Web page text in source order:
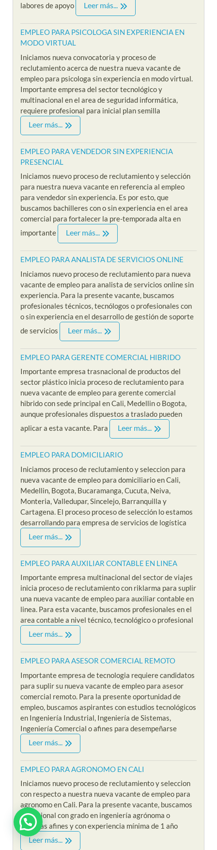
labores de apoyo
Leer más...
EMPLEO PARA PSICOLOGA SIN EXPERIENCIA EN
MODO VIRTUAL
Iniciamos nueva convocatoria y proceso de
reclutamiento acerca de nuestra nueva vacante de
empleo para psicologa sin experiencia en modo virtual.
Importante empresa del sector tecnológico y
multinacional en el area de seguridad informática,
requiere profesional para inicial plan semilla
Leer más...
EMPLEO PARA VENDEDOR SIN EXPERIENCIA
PRESENCIAL
Iniciamos nuevo proceso de reclutamiento y selección
para nuestra nueva vacante en referencia al empleo
para vendedor sin experiencia. Es por esto, que
buscamos bachilleres con o sin experiencia en el area
comercial para fortalecer la pre-temporada alta en
importante
Leer más...
EMPLEO PARA ANALISTA DE SERVICIOS ONLINE
Iniciamos nuevo proceso de reclutamiento para nueva
vacante de empleo para analista de servicios online sin
experiencia. Para la presente vacante, buscamos
profesionales técnicos, tecnólogos o profesionales con
o sin experiencia en el desarrollo de gestión de soporte
de servicios
Leer más...
EMPLEO PARA GERENTE COMERCIAL HIBRIDO
Importante empresa trasnacional de productos del
sector plástico inicia proceso de reclutamiento para
nueva vacante de empleo para gerente comercial
hibrido con sede principal en Cali, Medellin o Bogota,
aunque profesionales dispuestos a traslado pueden
aplicar a esta vacante. Para
Leer más...
EMPLEO PARA DOMICILIARIO
Iniciamos proceso de reclutamiento y seleccion para
nueva vacante de empleo para domiciliario en Cali,
Medellin, Bogota, Bucaramanga, Cucuta, Neiva,
Monteria, Valledupar, Sincelejo, Barranquilla y
Cartagena. El proceso proceso de selección lo estamos
desarrollando para empresa de servicios de logística
Leer más...
EMPLEO PARA AUXILIAR CONTABLE EN LINEA
Importante empresa multinacional del sector de viajes
inicia proceso de reclutamiento con riklarma para suplir
una nueva vacante de empleo para auxiliar contable en
linea. Para esta vacante, buscamos profesionales en el
area contable a nivel técnico, tecnológico o profesional
Leer más...
EMPLEO PARA ASESOR COMERCIAL REMOTO
Importante empresa de tecnologia requiere candidatos
para suplir su nueva vacante de empleo para asesor
comercial remoto. Para la presente oportunidad de
empleo, buscamos aspirantes con estudios tecnológicos
en Ingeniería Industrial, Ingeniería de Sistemas,
Ingeniería Comercial o afines para desempeñarse
Leer más...
EMPLEO PARA AGRONOMO EN CALI
Iniciamos nuevo proceso de reclutamiento y seleccion
con respecto a nuestra nueva vacante de empleo para
agronomo en Cali. Para la presente vacante, buscamos
profesional con grado en ingeniería agrónoma o
carreras afines y con experiencia mínima de 1 año
Leer más...
¿ Estas interesado en Riklarma ?